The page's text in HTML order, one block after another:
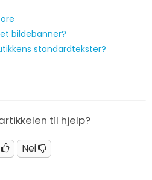
bildebanner?
standardtekster?
til hjelp?
Nei